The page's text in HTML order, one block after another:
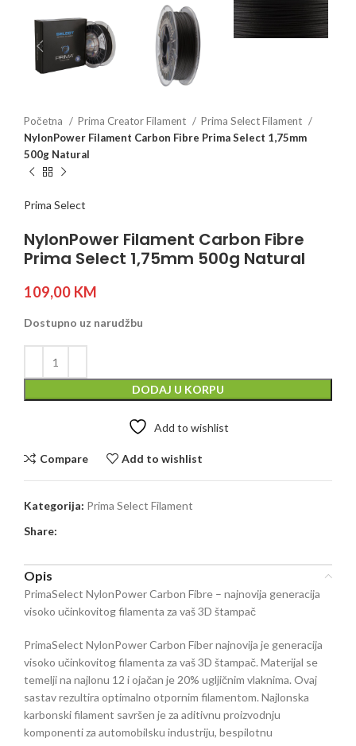
Početna Prima Creator Filament
Prima Select Filament
NylonPower Filament Carbon Fibre Prima Select 1,75mm
500g Natural
Prima Select
NylonPower Filament Carbon Fibre
Prima Select 1,75mm 500g Natural
109,00 KM
Dostupno uz narudžbu
DODAJ U KORPU
Add to wishlist
Compare Add to wishlist
Kategorija: Prima Select Filament
Share:
Opis
PrimaSelect NylonPower Carbon Fibre – najnovija generacija
visoko učinkovitog filamenta za vaš 3D štampač
PrimaSelect NylonPower Carbon Fiber najnovija je generacija
visoko učinkovitog filamenta za vaš 3D štampač. Materijal se
temelji na najlonu 12 i ojačan je 20% ugljičnim vlaknima. Ovaj
sastav rezultira optimalno otpornim filamentom. Najlonska
karbonski filament savršen je za aditivnu proizvodnju
komponenti za automobilsku industriju, bespilotnu